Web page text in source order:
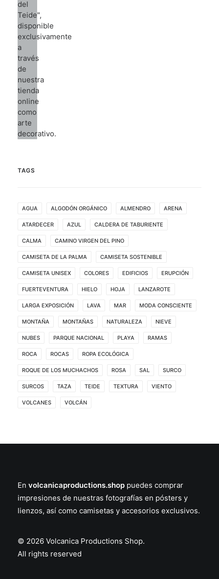
TAGS
AGUA ALGODÓN ORGÁNICO ALMENDRO ARENA
ATARDECER AZUL CALDERA DE TABURIENTE
CALMA CAMINO VIRGEN DEL PINO
CAMISETA DE LA PALMA CAMISETA SOSTENIBLE
CAMISETA UNISEX COLORES EDIFICIOS ERUPCIÓN
FUERTEVENTURA HIELO HOJA LANZAROTE
LARGA EXPOSICIÓN LAVA MAR MODA CONSCIENTE
MONTAÑA MONTAÑAS NATURALEZA NIEVE
NUBES PARQUE NACIONAL PLAYA RAMAS
ROCA ROCAS ROPA ECOLÓGICA
ROQUE DE LOS MUCHACHOS ROSA SAL SURCO
SURCOS TAZA TEIDE TEXTURA VIENTO
VOLCANES VOLCÁN
En volcanicaproductions.shop puedes comprar
impresiones de nuestras fotografías en pósters y
lienzos, así como camisetas y accesorios exclusivos.
© 2026 Volcanica Productions Shop.
All rights reserved